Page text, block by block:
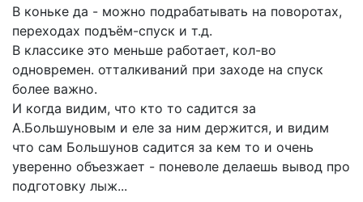
В коньке да - можно подрабатывать на поворотах,
переходах подъём-спуск и т.д.
В классике это меньше работает, кол-во
одновремен. отталкиваний при заходе на спуск
более важно.
И когда видим, что кто то садится за
А.Большуновым и еле за ним держится, и видим
что сам Большунов садится за кем то и очень
уверенно объезжает - поневоле делаешь вывод про
подготовку лыж...